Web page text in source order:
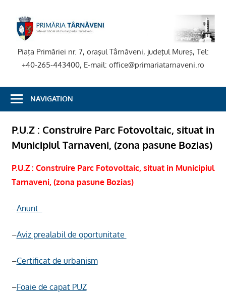
content
Piaţa Primăriei nr. 7, oraşul Târnăveni, judeţul Mureş, Tel:
+40-265-443400, E-mail: office@primariatarnaveni.ro
NAVIGATION
P.U.Z : Construire Parc Fotovoltaic, situat in
Municipiul Tarnaveni, (zona pasune Bozias)
P.U.Z : Construire Parc Fotovoltaic, situat in Municipiul
Tarnaveni, (zona pasune Bozias)
–Anunt
–Aviz prealabil de oportunitate
–Certificat de urbanism
–Foaie de capat PUZ